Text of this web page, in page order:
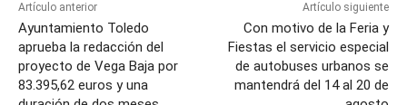
Artículo anterior
Ayuntamiento Toledo
aprueba la redacción del
proyecto de Vega Baja por
83.395,62 euros y una
Artículo siguiente
Con motivo de la Feria y
Fiestas el servicio especial
de autobuses urbanos se
mantendrá del 14 al 20 de